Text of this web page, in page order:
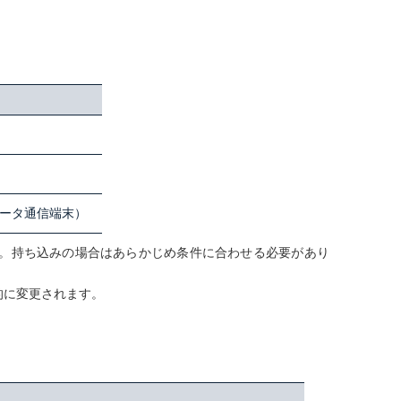
タ通信端末）
持ち込みの場合はあらかじめ条件に合わせる必要があり
変更されます。